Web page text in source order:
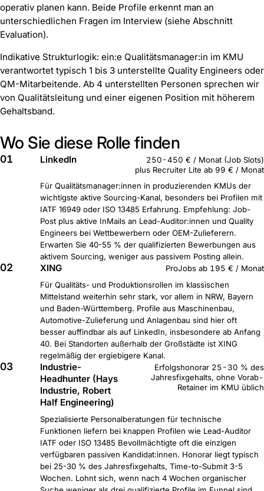
operativ planen kann. Beide Profile erkennt man an
unterschiedlichen Fragen im Interview (siehe Abschnitt
Evaluation).
Indikative Strukturlogik: ein:e Qualitätsmanager:in im KMU
verantwortet typisch 1 bis 3 unterstellte Quality Engineers oder
QM-Mitarbeitende. Ab 4 unterstellten Personen sprechen wir
von Qualitätsleitung und einer eigenen Position mit höherem
Gehaltsband.
Wo Sie diese Rolle finden
01 LinkedIn
250-450 € / Monat (Job Slots)
plus Recruiter Lite ab 99 € / Monat
Für Qualitätsmanager:innen in produzierenden KMUs der
wichtigste aktive Sourcing-Kanal, besonders bei Profilen mit
IATF 16949 oder ISO 13485 Erfahrung. Empfehlung: Job-
Post plus aktive InMails an Lead-Auditor:innen und Quality
Engineers bei Wettbewerbern oder OEM-Zulieferern.
Erwarten Sie 40-55 % der qualifizierten Bewerbungen aus
aktivem Sourcing, weniger aus passivem Posting allein.
02 XING
ProJobs ab 195 € / Monat
Für Qualitäts- und Produktionsrollen im klassischen
Mittelstand weiterhin sehr stark, vor allem in NRW, Bayern
und Baden-Württemberg. Profile aus Maschinenbau,
Automotive-Zulieferung und Anlagenbau sind hier oft
besser auffindbar als auf LinkedIn, insbesondere ab Anfang
40. Bei Standorten außerhalb der Großstädte ist XING
regelmäßig der ergiebigere Kanal.
03
Industrie-
Headhunter (Hays
Industrie, Robert
Half Engineering)
Erfolgshonorar 25-30 % des
Jahresfixgehalts, ohne Vorab-
Retainer im KMU üblich
Spezialisierte Personalberatungen für technische
Funktionen liefern bei knappen Profilen wie Lead-Auditor
IATF oder ISO 13485 Bevollmächtigte oft die einzigen
verfügbaren passiven Kandidat:innen. Honorar liegt typisch
bei 25-30 % des Jahresfixgehalts, Time-to-Submit 3-5
Wochen. Lohnt sich, wenn nach 4 Wochen organischer